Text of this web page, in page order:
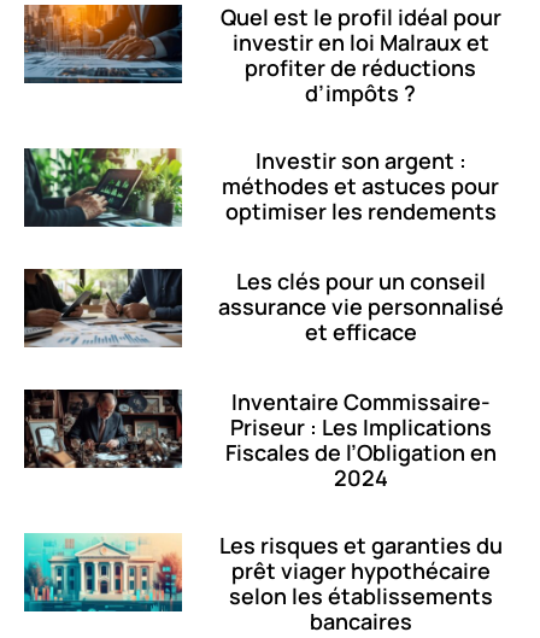
Quel est le profil idéal pour
investir en loi Malraux et
profiter de réductions
d’impôts ?
Investir son argent :
méthodes et astuces pour
optimiser les rendements
Les clés pour un conseil
assurance vie personnalisé
et efficace
Inventaire Commissaire-
Priseur : Les Implications
Fiscales de l’Obligation en
2024
Les risques et garanties du
prêt viager hypothécaire
selon les établissements
bancaires